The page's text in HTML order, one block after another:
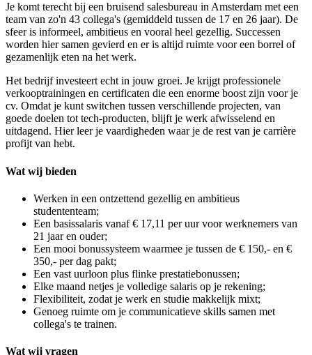
Je komt terecht bij een bruisend salesbureau in Amsterdam met een
team van zo'n 43 collega's (gemiddeld tussen de 17 en 26 jaar). De
sfeer is informeel, ambitieus en vooral heel gezellig. Successen
worden hier samen gevierd en er is altijd ruimte voor een borrel of
gezamenlijk eten na het werk.
Het bedrijf investeert echt in jouw groei. Je krijgt professionele
verkooptrainingen en certificaten die een enorme boost zijn voor je
cv. Omdat je kunt switchen tussen verschillende projecten, van
goede doelen tot tech-producten, blijft je werk afwisselend en
uitdagend. Hier leer je vaardigheden waar je de rest van je carrière
profijt van hebt.
Wat wij bieden
Werken in een ontzettend gezellig en ambitieus
studententeam;
Een basissalaris vanaf € 17,11 per uur voor werknemers van
21 jaar en ouder;
Een mooi bonussysteem waarmee je tussen de € 150,- en €
350,- per dag pakt;
Een vast uurloon plus flinke prestatiebonussen;
Elke maand netjes je volledige salaris op je rekening;
Flexibiliteit, zodat je werk en studie makkelijk mixt;
Genoeg ruimte om je communicatieve skills samen met
collega's te trainen.
Wat wij vragen